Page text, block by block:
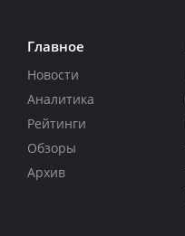
Главное
Новости
Аналитика
Рейтинги
Обзоры
Архив